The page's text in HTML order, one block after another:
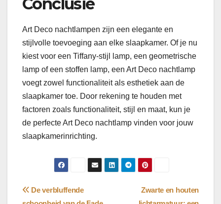
Art Deco nachtlampen zijn een elegante en
stijlvolle toevoeging aan elke slaapkamer. Of je nu
kiest voor een Tiffany-stijl lamp, een geometrische
lamp of een stoffen lamp, een Art Deco nachtlamp
voegt zowel functionaliteit als esthetiek aan de
slaapkamer toe. Door rekening te houden met
factoren zoals functionaliteit, stijl en maat, kun je
de perfecte Art Deco nachtlamp vinden voor jouw
slaapkamerinrichting.
Bericht
Zwarte en houten
De verbluffende